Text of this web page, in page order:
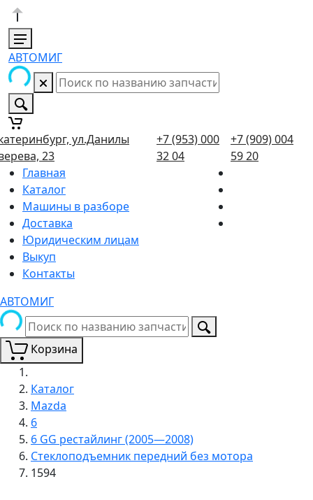
АВТОМИГ
ул.Данилы
23
+7 (953) 000
32 04
+7 (909) 004
59 20
Главная
Каталог
Машины в разборе
Доставка
Юридическим лицам
Выкуп
Контакты
АВТОМИГ
Корзина
Каталог
Mazda
6
6 GG рестайлинг (2005—2008)
Стеклоподъемник передний без мотора
1594